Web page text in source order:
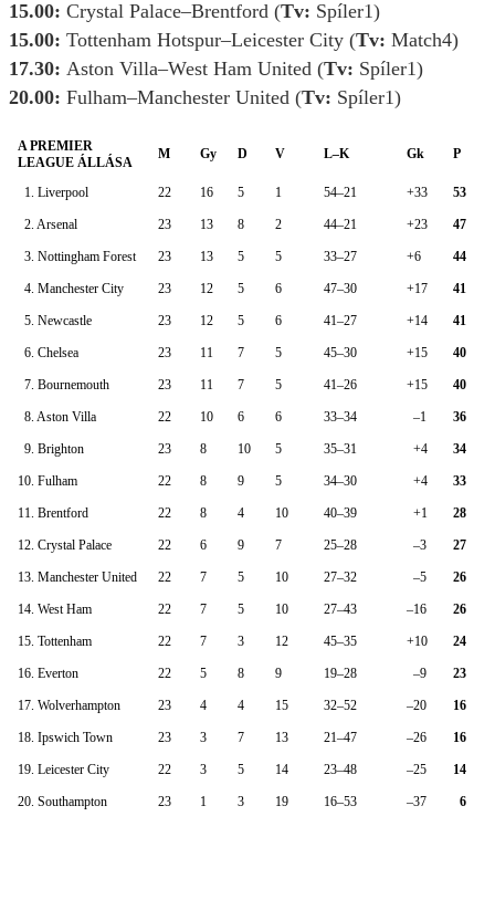
15.00: Crystal Palace–Brentford (Tv: Spíler1)
15.00: Tottenham Hotspur–Leicester City (Tv: Match4)
17.30: Aston Villa–West Ham United (Tv: Spíler1)
20.00: Fulham–Manchester United (Tv: Spíler1)
A PREMIER
LEAGUE ÁLLÁSA
M Gy D V L–K Gk P
1. Liverpool 22 16 5 1 54–21 +33 53
2. Arsenal 23 13 8 2 44–21 +23 47
3. Nottingham Forest 23 13 5 5 33–27 +6 44
4. Manchester City 23 12 5 6 47–30 +17 41
5. Newcastle 23 12 5 6 41–27 +14 41
6. Chelsea 23 11 7 5 45–30 +15 40
7. Bournemouth 23 11 7 5 41–26 +15 40
8. Aston Villa 22 10 6 6 33–34 –1 36
9. Brighton 23 8 10 5 35–31 +4 34
10. Fulham 22 8 9 5 34–30 +4 33
11. Brentford 22 8 4 10 40–39 +1 28
12. Crystal Palace 22 6 9 7 25–28 –3 27
13. Manchester United 22 7 5 10 27–32 –5 26
14. West Ham 22 7 5 10 27–43 –16 26
15. Tottenham 22 7 3 12 45–35 +10 24
16. Everton 22 5 8 9 19–28 –9 23
17. Wolverhampton 23 4 4 15 32–52 –20 16
18. Ipswich Town 23 3 7 13 21–47 –26 16
19. Leicester City 22 3 5 14 23–48 –25 14
20. Southampton 23 1 3 19 16–53 –37 6